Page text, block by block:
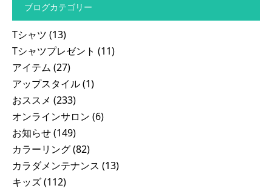
ブログカテゴリー
Tシャツ (13)
Tシャツプレゼント (11)
アイテム (27)
アップスタイル(1)
おススメ (233)
オンラインサロン (6)
お知らせ(149)
カラーリング(82)
カラダメンテナンス (13)
キッズ(112)